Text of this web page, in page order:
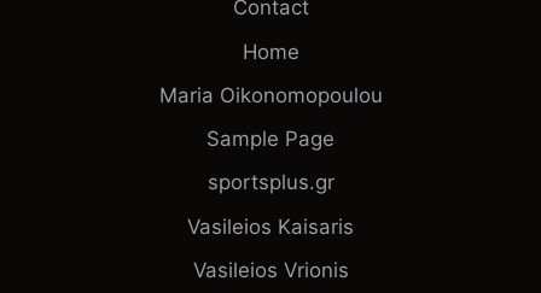
Contact
Home
Maria Oikonomopoulou
Sample Page
sportsplus.gr
Vasileios Kaisaris
Vasileios Vrionis